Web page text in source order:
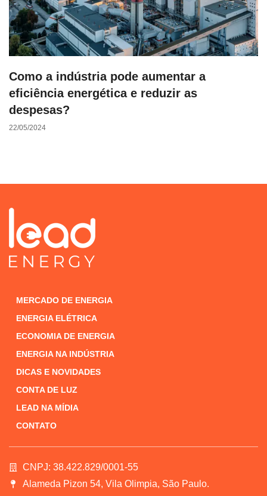
Como a indústria pode aumentar a
eficiência energética e reduzir as
despesas?
22/05/2024
MERCADO DE ENERGIA
ENERGIA ELÉTRICA
ECONOMIA DE ENERGIA
ENERGIA NA INDÚSTRIA
DICAS E NOVIDADES
CONTA DE LUZ
LEAD NA MÍDIA
CONTATO
CNPJ: 38.422.829/0001-55
Alameda Pizon 54, Vila Olimpia, São Paulo.